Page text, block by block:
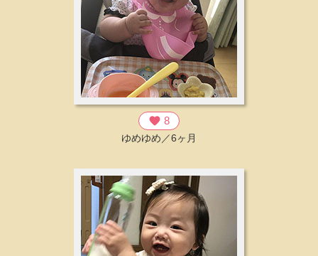
favorite 8
ゆめゆめ／6ヶ月